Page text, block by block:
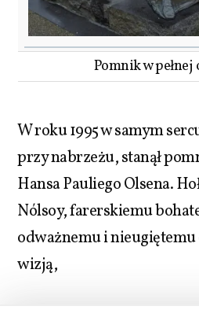
Pomnik w pełnej
W roku 1995 w samym
przy nabrzeżu, stanął
Hansa Pauliego Olsena.
Nólsoy, farerskiemu
odważnemu i nieugiętemu
wizją,